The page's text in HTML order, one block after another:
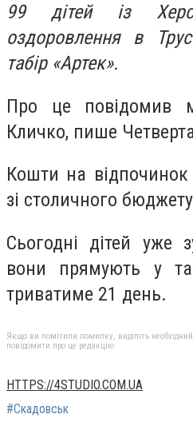
99 дітей із
оздоровлення в
табір «Артек».
Про це повідомив
Кличко, пише
Кошти на відпочинок
зі столичного
Сьогодні дітей уже
вони прямують у
триватиме 21 день.
Якщо ви помітили помилку, виділіть
повідомити про це редакцію
HTTPS://4STUDIO.COM.UA
#Скадовськ